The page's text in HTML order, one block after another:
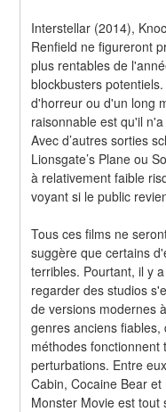
Interstellar (2014),
Renfield ne figureront
plus rentables de
blockbusters
d'horreur ou d'un long
raisonnable est qu'il
Avec d’autres sorties
Lionsgate’s Plane ou
à relativement faible
voyant si le public
Tous ces films ne
suggère que certains
terribles. Pourtant, il y
regarder des studios
de versions modernes
genres anciens
méthodes
perturbations. Entre
Cabin, Cocaine Bear
Monster Movie est tout